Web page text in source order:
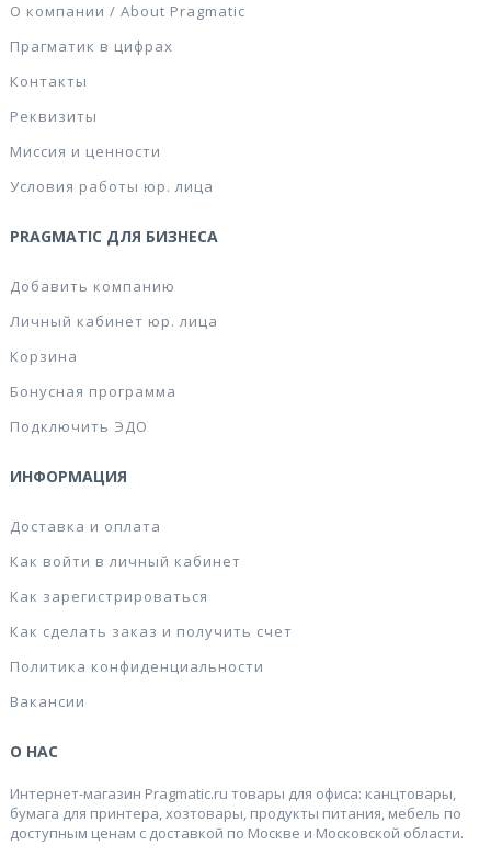
О компании / About Pragmatic
Прагматик в цифрах
Контакты
Реквизиты
Миссия и ценности
Условия работы юр. лица
PRAGMATIC ДЛЯ БИЗНЕСА
Добавить компанию
Личный кабинет юр. лица
Корзина
Бонусная программа
Подключить ЭДО
ИНФОРМАЦИЯ
Доставка и оплата
Как войти в личный кабинет
Как зарегистрироваться
Как сделать заказ и получить счет
Политика конфиденциальности
Вакансии
О НАС
Интернет-магазин Pragmatic.ru товары для офиса: канцтовары,
бумага для принтера, хозтовары, продукты питания, мебель по
доступным ценам с доставкой по Москве и Московской области.